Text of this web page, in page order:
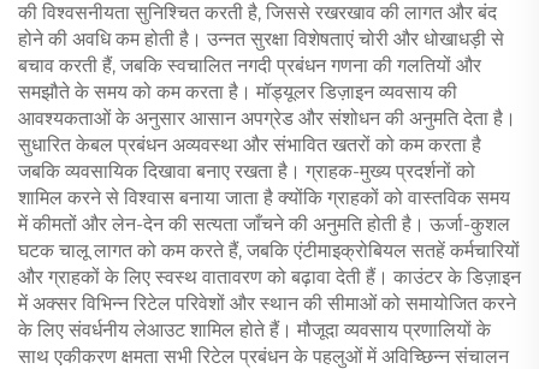
की विश्वसनीयता सुनिश्चित करती है, जिससे रखरखाव की लागत और बंद
होने की अवधि कम होती है। उन्नत सुरक्षा विशेषताएं चोरी और धोखाधड़ी से
बचाव करती हैं, जबकि स्वचालित नगदी प्रबंधन गणना की गलतियों और
समझौते के समय को कम करता है। मॉड्यूलर डिज़ाइन व्यवसाय की
आवश्यकताओं के अनुसार आसान अपग्रेड और संशोधन की अनुमति देता है।
सुधारित केबल प्रबंधन अव्यवस्था और संभावित खतरों को कम करता है
जबकि व्यवसायिक दिखावा बनाए रखता है। ग्राहक-मुख्य प्रदर्शनों को
शामिल करने से विश्वास बनाया जाता है क्योंकि ग्राहकों को वास्तविक समय
में कीमतों और लेन-देन की सत्यता जाँचने की अनुमति होती है। ऊर्जा-कुशल
घटक चालू लागत को कम करते हैं, जबकि एंटीमाइक्रोबियल सतहें कर्मचारियों
और ग्राहकों के लिए स्वस्थ वातावरण को बढ़ावा देती हैं। काउंटर के डिज़ाइन
में अक्सर विभिन्न रिटेल परिवेशों और स्थान की सीमाओं को समायोजित करने
के लिए संवर्धनीय लेआउट शामिल होते हैं। मौजूदा व्यवसाय प्रणालियों के
साथ एकीकरण क्षमता सभी रिटेल प्रबंधन के पहलुओं में अविच्छिन्न संचालन